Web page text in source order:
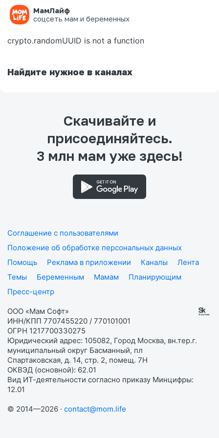
МамЛайф
соцсеть мам и беременных
Ошибка на странице
crypto.randomUUID is not a function
Найдите нужное в каналах
Скачивайте и
присоединяйтесь.
3 млн мам уже здесь!
Соглашение с пользователями
Положение об обработке персональных данных
Помощь
Реклама в приложении Каналы
Лента
Темы
Беременным Мамам
Планирующим
Пресс-центр
ООО «Мам Софт»
ИНН/КПП 7707455220 / 770101001
ОГРН 1217700330275
Юридический адрес: 105082, Город Москва, вн.тер.г.
муниципальный округ Басманный, пл
Спартаковская, д. 14, стр. 2, помещ. 7Н
ОКВЭД (основной): 62.01
Вид ИТ-деятельности согласно приказу Минцифры:
12.01
© 2014—2026 · contact@mom.life